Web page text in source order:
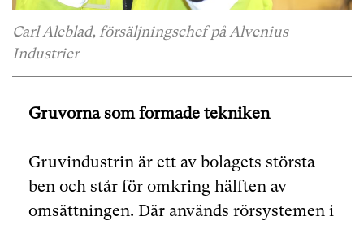
Carl Aleblad, försäljningschef på Alvenius
Industrier
Gruvorna som formade tekniken
Gruvindustrin är ett av bolagets största
ben och står för omkring hälften av
omsättningen. Där används rörsystemen i